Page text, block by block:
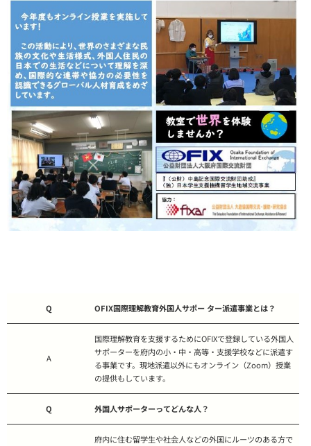
Q OFIX国際理解教育外国人サポー ター派遣事業とは？
A
国際理解教育を支援するためにOFIXで登録している外国人
サポーターを府内の小・中・高等・支援学校などに派遣す
る事業です。現地派遣以外にもオンライン（Zoom）授業
の提供もしています。
Q 外国人サポーターってどんな人？
府内に住む留学生や社会人などの外国にルーツのある方で